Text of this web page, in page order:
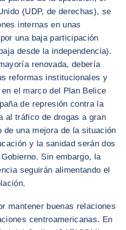
(UDP, de derechas), se
internas en unas
una baja participación
desde la independencia).
renovada, debería
reformas institucionales y
el marco del Plan Belice
de represión contra la
al tráfico de drogas a gran
una mejora de la situación
y la sanidad serán dos
Sin embargo, la
seguirán alimentando el
mantener buenas relaciones
centroamericanas. En